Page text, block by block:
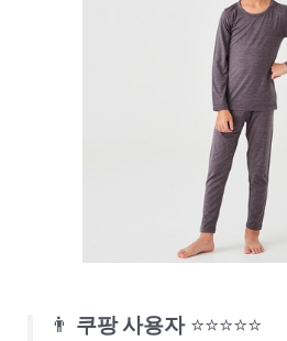
👨 쿠팡 사용자 ⭐⭐⭐⭐⭐